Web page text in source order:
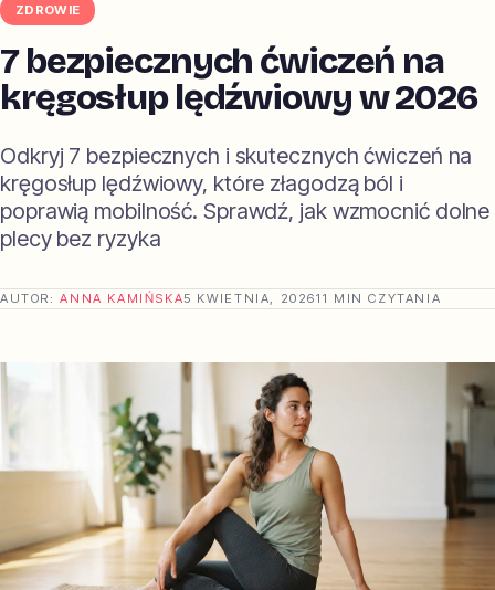
ZDROWIE
7 bezpiecznych ćwiczeń na
kręgosłup lędźwiowy w 2026
Odkryj 7 bezpiecznych i skutecznych ćwiczeń na
kręgosłup lędźwiowy, które złagodzą ból i
poprawią mobilność. Sprawdź, jak wzmocnić dolne
plecy bez ryzyka
AUTOR:ANNA KAMIŃSKA5 KWIETNIA, 202611 MIN CZYTANIA